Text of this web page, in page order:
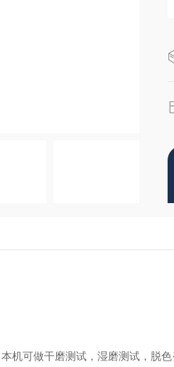
机可做干磨测试，湿磨测试，脱